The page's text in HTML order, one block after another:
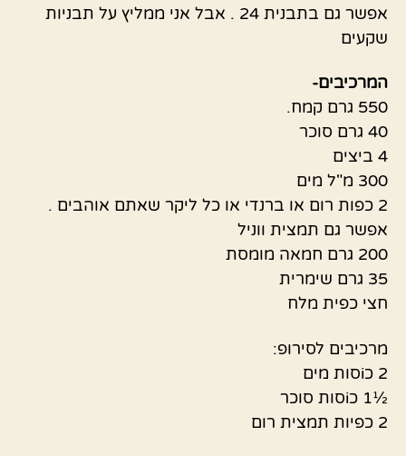
אפשר גם בתבנית 24 . אבל אני ממליץ על תבניות
שקעים
המרכיבים-
550 גרם קמח.
40 גרם סוכר
4 ביצים
300 מ"ל מים
2 כפות רום או ברנדי או כל ליקר שאתם אוהבים .
אפשר גם תמצית ווניל
200 גרם חמאה מומסת
35 גרם שימרית
חצי כפית מלח
מרכיבים לסירופ:
2 כiסות מים
½1 כiסות סוכר
2 כפיות תמצית רום